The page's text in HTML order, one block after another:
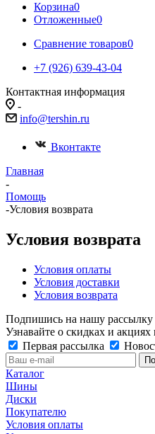
Корзина0
Отложенные0
Сравнение товаров0
+7 (926) 639-43-04
Контактная информация
-
info@tershin.ru
Вконтакте
Главная
-
Помощь
-Условия возврата
Условия возврата
Условия оплаты
Условия доставки
Условия возврата
Подпишись на нашу
Узнавайте о скидках и
Первая рассылка
Каталог
Шины
Диски
Покупателю
Условия оплаты